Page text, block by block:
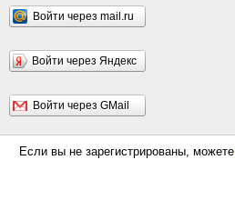
Войти через mail.ru
Войти через Яндекс
Войти через GMail
Если вы не зарегистрированы, можете